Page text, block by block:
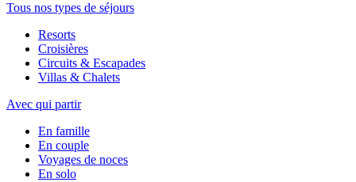
Tous nos types de séjours
Resorts
Croisières
Circuits & Escapades
Villas & Chalets
Avec qui partir
En famille
En couple
Voyages de noces
En solo